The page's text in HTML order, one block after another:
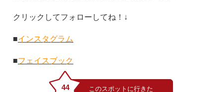
クリックしてフォローしてね！↓
■インスタグラム
■フェイスブック
44